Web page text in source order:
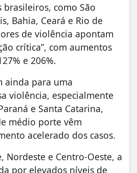
brasileiros, como São
Bahia, Ceará e Rio de
de violência apontam
crítica”, com aumentos
e 206%.
ainda para uma
violência, especialmente
e Santa Catarina,
médio porte vêm
acelerado dos casos.
Nordeste e Centro-Oeste, a
por elevados níveis de